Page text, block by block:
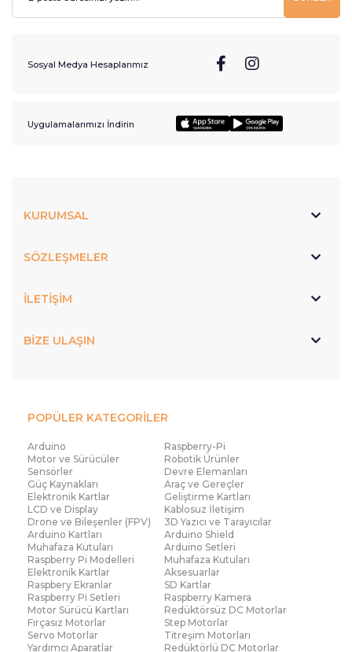
Sosyal Medya Hesaplarımız
Uygulamalarımızı İndirin
KURUMSAL
SÖZLEŞMELER
İLETİŞİM
BİZE ULAŞIN
POPÜLER KATEGORİLER
Arduino
Raspberry-Pi
Motor ve Sürücüler
Robotik Ürünler
Sensörler
Devre Elemanları
Güç Kaynakları
Araç ve Gereçler
Elektronik Kartlar
Geliştirme Kartları
LCD ve Display
Kablosuz İletişim
Drone ve Bileşenler (FPV)
3D Yazıcı ve Tarayıcılar
Arduino Kartları
Arduino Shield
Muhafaza Kutuları
Arduino Setleri
Raspberry Pi Modelleri
Muhafaza Kutuları
Elektronik Kartlar
Aksesuarlar
Raspbery Ekranlar
SD Kartlar
Raspberry Pi Setleri
Raspberry Kamera
Motor Sürücü Kartları
Redüktörsüz DC Motorlar
Fırçasız Motorlar
Step Motorlar
Servo Motorlar
Titreşim Motorları
Yardımcı Aparatlar
Redüktörlü DC Motorlar